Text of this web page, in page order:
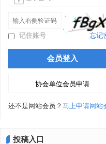
记住账号 忘记
还不是网站会员？ 马上申请网站
投稿入口